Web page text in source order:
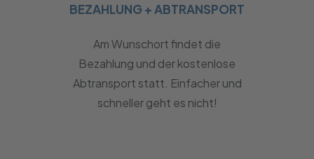
BEZAHLUNG + ABTRANSPORT
Am Wunschort findet die
Bezahlung und der kostenlose
Abtransport statt. Einfacher und
schneller geht es nicht!